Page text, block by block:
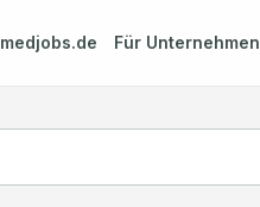
medjobs.de Für Unternehmen